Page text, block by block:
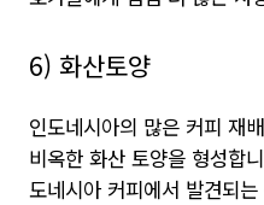
6) 화산토양
인도네시아의 많은 커피 재
비옥한 화산 토양을 형성합
도네시아 커피에서 발견되